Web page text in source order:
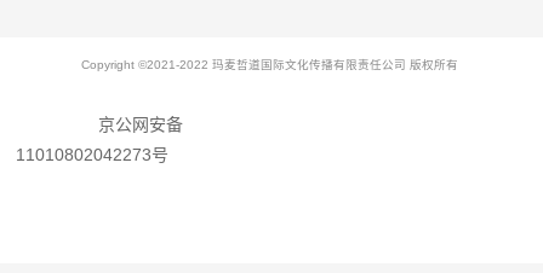
Copyright ©2021-2022 玛麦哲道国际文化传播有限责任公司 版权所有
京公网安备
11010802042273号